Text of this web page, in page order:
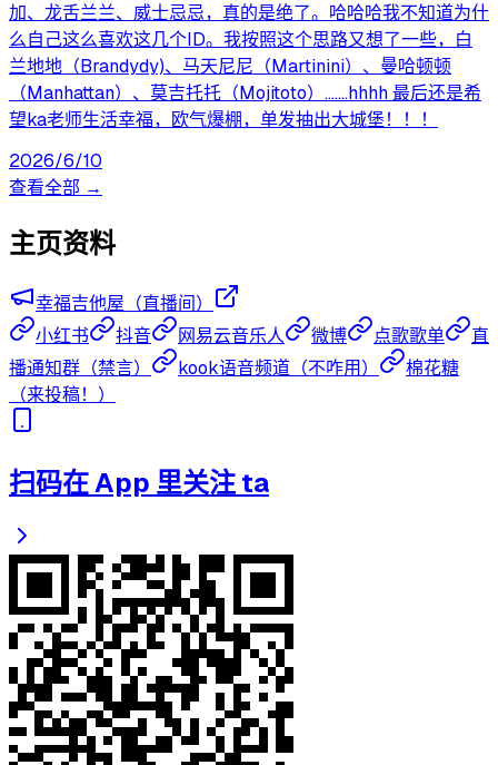
加、龙舌兰兰、威士忌忌，真的是绝了。哈哈哈我不知道为什
么自己这么喜欢这几个ID。我按照这个思路又想了一些，白
兰地地（Brandydy)、马天尼尼（Martinini）、曼哈顿顿
（Manhattan）、莫吉托托（Mojitoto）.......hhhh 最后还是希
望ka老师生活幸福，欧气爆棚，单发抽出大城堡！！！
2026/6/10
查看全部 →
主页资料
幸福吉他屋（直播间）
小红书
抖音 网易云音乐人 微博 点歌歌单
直
播通知群（禁言）
kook语音频道（不咋用）
棉花糖
（来投稿！）
扫码在 App 里关注 ta